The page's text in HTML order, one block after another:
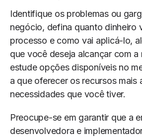
Identifique os problemas ou
negócio, defina quanto dinheiro
processo e como vai aplicá-lo,
que você deseja alcançar com a
estude opções disponíveis no
a que oferecer os recursos mais
necessidades que você tiver.
Preocupe-se em garantir que a
desenvolvedora e